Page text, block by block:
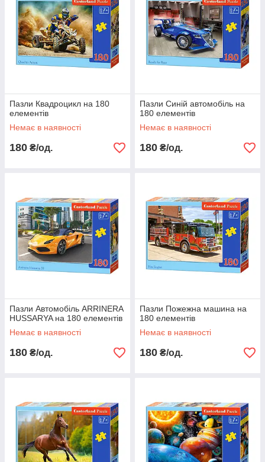
Пазли Квадроцикл на 180
елементів
Немає в наявності
180 ₴/од.
Пазли Синій автомобіль на
180 елементів
Немає в наявності
180 ₴/од.
Пазли Автомобіль ARRINERA
HUSSARYA на 180 елементів
Немає в наявності
180 ₴/од.
Пазли Пожежна машина на
180 елементів
Немає в наявності
180 ₴/од.